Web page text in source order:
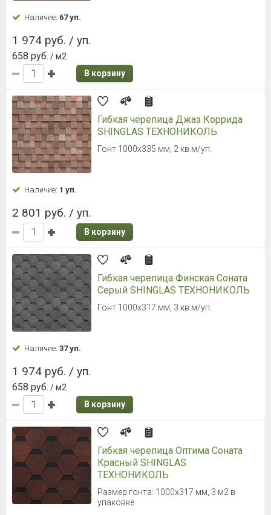
Наличие: 67 уп.
1 974 руб. / уп.
658 руб. / м2
В корзину
Гибкая черепица Джаз Коррида
SHINGLAS ТЕХНОНИКОЛЬ
Гонт 1000х335 мм, 2 кв.м/уп.
Наличие: 1 уп.
2 801 руб. / уп.
В корзину
Гибкая черепица Финская Соната
Серый SHINGLAS ТЕХНОНИКОЛЬ
Гонт 1000х317 мм, 3 кв.м/уп.
Наличие: 37 уп.
1 974 руб. / уп.
658 руб. / м2
В корзину
Гибкая черепица Оптима Соната
Красный SHINGLAS
ТЕХНОНИКОЛЬ
Размер гонта: 1000х317 мм, 3 м2 в
упаковке